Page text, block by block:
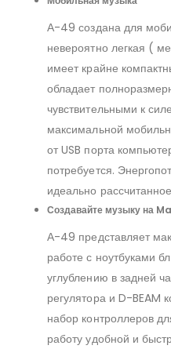
А-49 создана для
невероятно легкая (
имеет крайне
обладает
чувствительными к
максимальной
от USB порта
потребуется.
идеально
Создавайте музыку на
А-49 представляет
работе с ноутбуками
углублению в задней
регулятора и D-BEAM
набор контроллеров
работу удобной и